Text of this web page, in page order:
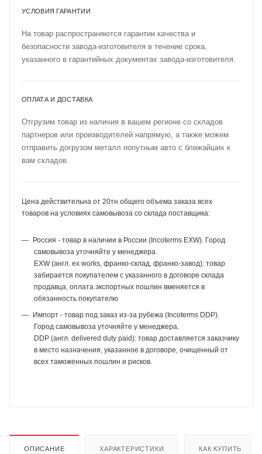
УСЛОВИЯ ГАРАНТИИ
На товар распространяются гарантии качества и
безопасности завода-изготовителя в течение срока,
указанного в гарантийных документах завода-изготовителя.
ОПЛАТА И ДОСТАВКА
Отгрузим товар из наличия в вашем регионе со складов
партнеров или производителей напрямую, а также можем
отправить догрузом металл попутным авто с ближайших к
вам складов.
Цена действительна от 20тн общего объема заказа всех
товаров на условиях самовывоза со склада поставщика:
Россия - товар в наличии в России (Incoterms EXW). Город
самовывоза уточняйте у менеджера.
EXW (англ. ex works, франко-склад, франко-завод): товар
забирается покупателем с указанного в договоре склада
продавца, оплата экспортных пошлин вменяется в
обязанность покупателю
Импорт - товар под заказ из-за рубежа (Incoterms DDP).
Город самовывоза уточняйте у менеджера.
DDP (англ. delivered duty paid): товар доставляется заказчику
в место назначения, указанное в договоре, очищенный от
всех таможенных пошлин и рисков.
ОПИСАНИЕ ХАРАКТЕРИСТИКИ КАК КУПИТЬ